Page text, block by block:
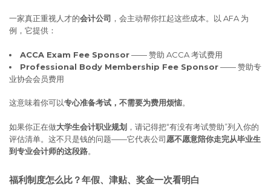
一家真正重视人才的会计公司 ，会主动帮你扛起这些成本。以 AFA 为
例，它提供：
ACCA Exam Fee Sponsor—— 赞助 ACCA 考试费用
Professional Body Membership Fee Sponsor—— 赞助专
业协会会员费用
这意味着你可以专心准备考试，不需要为费用烦恼。
如果你正在做大学生会计职业规划 ，请记得把“有没有考试赞助”列入你的
评估清单。这不只是钱的问题——它代表公司愿不愿意陪你走完从毕业生
到专业会计师的这段路。
福利制度怎么比？年假、津贴、奖金一次看明白